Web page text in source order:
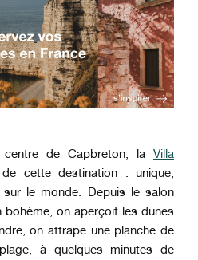
de Capbreton, la Villa
cette destination : unique,
le monde. Depuis le salon
on aperçoit les dunes
on attrape une planche de
à quelques minutes de